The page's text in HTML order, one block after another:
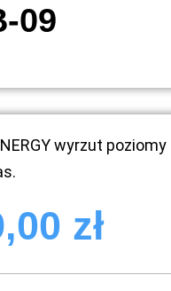
09
wyrzut
zł